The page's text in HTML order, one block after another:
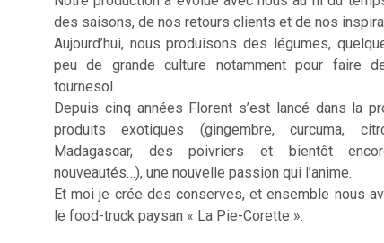
des saisons, de nos retours clients et de nos
Aujourd’hui, nous produisons des légumes,
peu de grande culture notamment pour faire
tournesol.
Depuis cinq années Florent s’est lancé dans la
produits exotiques (gingembre, curcuma,
Madagascar, des poivriers et bientôt
nouveautés…), une nouvelle passion qui l’anime.
Et moi je crée des conserves, et ensemble nous
le food-truck paysan « La Pie-Corette ».